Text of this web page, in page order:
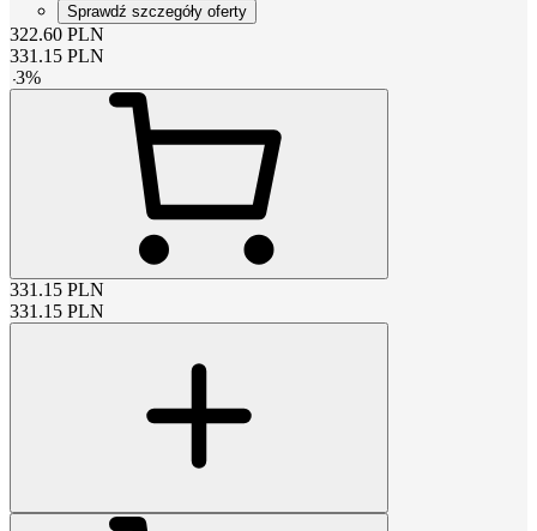
Sprawdź szczegóły oferty
322.60 PLN
331.15 PLN
-3%
331.15 PLN
331.15 PLN